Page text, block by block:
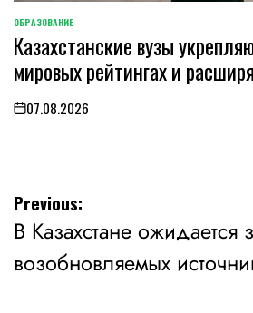
POSTED
IN
ОБРАЗОВАНИЕ
Казахстанские вузы
мировых рейтингах и
on07.08.2026
Навигация
по
записям
Previous:
В Казахстане ожидается
возобновляемых